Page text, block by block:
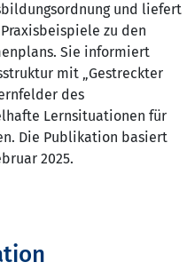
und liefert
zu den
Sie informiert
mit „Gestreckter
des
Lernsituationen für
Die Publikation basiert
2025.